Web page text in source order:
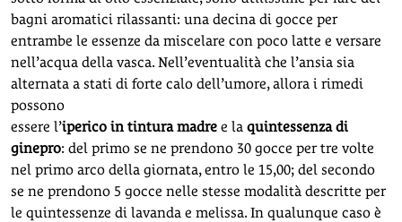
bagni aromatici rilassanti: una decina di gocce per
entrambe le essenze da miscelare con poco latte e versare
nell’acqua della vasca. Nell’eventualità che l’ansia sia
alternata a stati di forte calo dell’umore, allora i rimedi
possono
essere l’iperico in tintura madre e la quintessenza di
ginepro: del primo se ne prendono 30 gocce per tre volte
nel primo arco della giornata, entro le 15,00; del secondo
se ne prendono 5 gocce nelle stesse modalità descritte per
le quintessenze di lavanda e melissa. In qualunque caso è